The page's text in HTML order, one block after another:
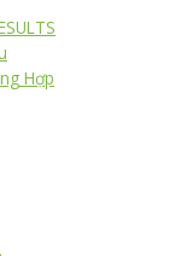
Hợp